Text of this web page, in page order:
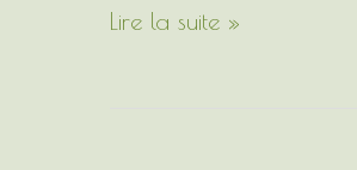
Lire la suite »